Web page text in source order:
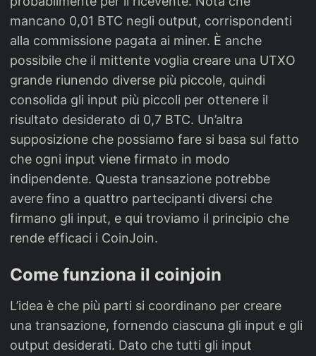
mancano 0,01 BTC negli output, corrispondenti
alla commissione pagata ai miner. È anche
possibile che il mittente voglia creare una UTXO
grande riunendo diverse più piccole, quindi
consolida gli input più piccoli per ottenere il
risultato desiderato di 0,7 BTC. Un’altra
supposizione che possiamo fare si basa sul fatto
che ogni input viene firmato in modo
indipendente. Questa transazione potrebbe
avere fino a quattro partecipanti diversi che
firmano gli input, e qui troviamo il principio che
rende efficaci i CoinJoin.
Come funziona il coinjoin
L’idea è che più parti si coordinano per creare
una transazione, fornendo ciascuna gli input e gli
output desiderati. Dato che tutti gli input